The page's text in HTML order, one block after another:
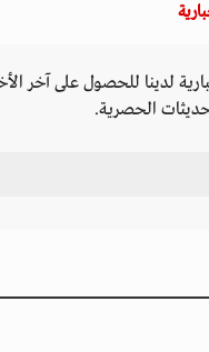
لدينا للحصول على آخر
الحصرية.